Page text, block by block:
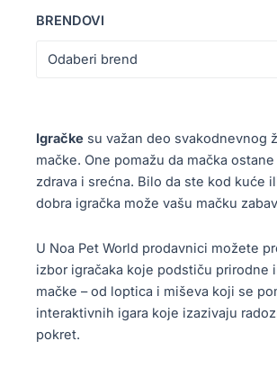
BRENDOVI
Odaberi brend
Igračke su važan deo svakodnevnog
mačke. One pomažu da mačka
zdrava i srećna. Bilo da ste kod kuće
dobra igračka može vašu mačku
U Noa Pet World prodavnici možete
izbor igračaka koje podstiču prirodne
mačke – od loptica i miševa koji se
interaktivnih igara koje izazivaju
pokret.